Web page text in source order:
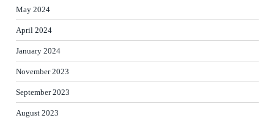
May 2024
April 2024
January 2024
November 2023
September 2023
August 2023